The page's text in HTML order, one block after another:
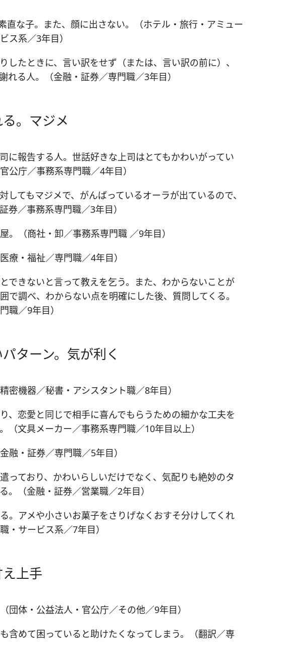
直な子。また、顔に出さない。（ホテル・旅行・アミュー
ス系／3年目）
したときに、言い訳をせず（または、言い訳の前に）、
れる人。（金融・証券／専門職／3年目）
。マジメ
に報告する人。世話好きな上司はとてもかわいがってい
公庁／事務系専門職／4年目）
してもマジメで、がんばっているオーラが出ているので、
券／事務系専門職／3年目）
。（商社・卸／事務系専門職 ／9年目）
療・福祉／専門職／4年目）
できないと言って教えを乞う。また、わからないことが
で調べ、わからない点を明確にした後、質問してくる。
職／9年目）
ターン。気が利く
密機器／秘書・アシスタント職／8年目）
、恋愛と同じで相手に喜んでもらうための細かな工夫を
（文具メーカー／事務系専門職／10年目以上）
融・証券／専門職／5年目）
っており、かわいらしいだけでなく、気配りも絶妙のタ
。（金融・証券／営業職／2年目）
。アメや小さいお菓子をさりげなくおすそ分けしてくれ
・サービス系／7年目）
上手
団体・公益法人・官公庁／その他／9年目）
含めて困っていると助けたくなってしまう。（翻訳／専